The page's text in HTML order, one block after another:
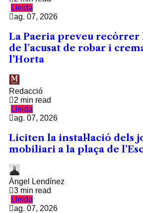
Lleida
ag. 07, 2026
La Paeria preveu recòrrer
de l’acusat de robar i
l’Horta
Redacció
2 min read
Lleida
ag. 07, 2026
Liciten la instal·lació dels
mobiliari a la plaça de
Àngel Lendínez
3 min read
Lleida
ag. 07, 2026